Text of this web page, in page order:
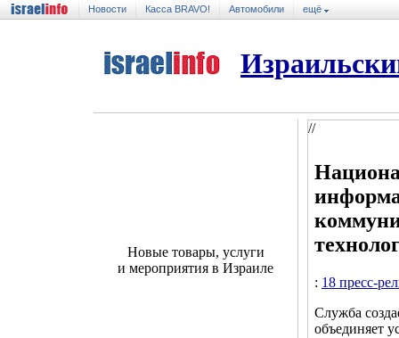
Новости Касса BRAVO! Автомобили ещё
Новые товары, услуги
и мероприятия в Израиле
//
: 18 пресс-
Служба
объединяет